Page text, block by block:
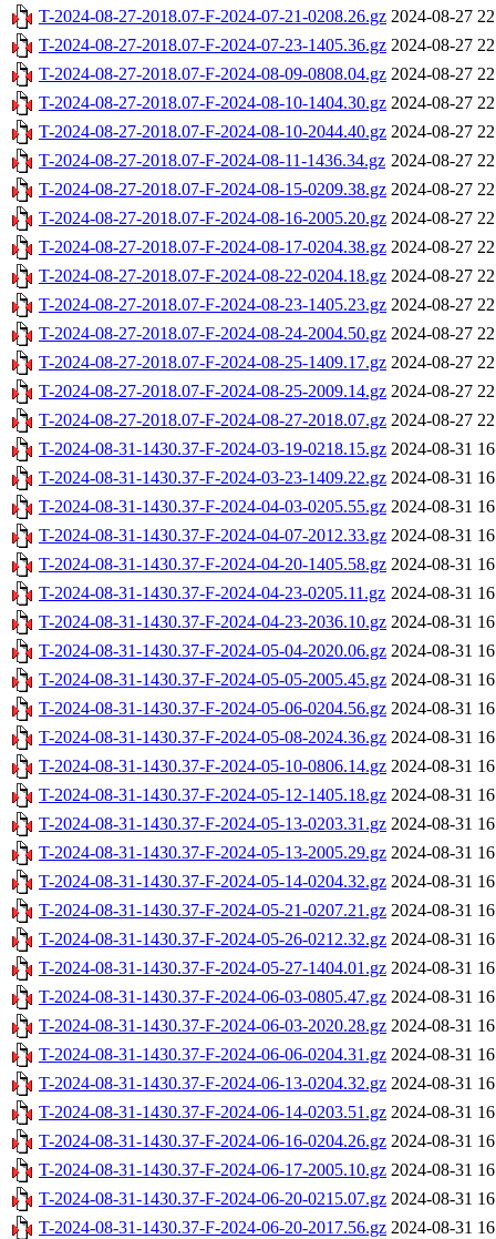
T-2024-08-27-2018.07-F-2024-07-21-0208.26.gz 2024-08-27
T-2024-08-27-2018.07-F-2024-07-23-1405.36.gz 2024-08-27
T-2024-08-27-2018.07-F-2024-08-09-0808.04.gz 2024-08-27
T-2024-08-27-2018.07-F-2024-08-10-1404.30.gz 2024-08-27
T-2024-08-27-2018.07-F-2024-08-10-2044.40.gz 2024-08-27
T-2024-08-27-2018.07-F-2024-08-11-1436.34.gz 2024-08-27
T-2024-08-27-2018.07-F-2024-08-15-0209.38.gz 2024-08-27
T-2024-08-27-2018.07-F-2024-08-16-2005.20.gz 2024-08-27
T-2024-08-27-2018.07-F-2024-08-17-0204.38.gz 2024-08-27
T-2024-08-27-2018.07-F-2024-08-22-0204.18.gz 2024-08-27
T-2024-08-27-2018.07-F-2024-08-23-1405.23.gz 2024-08-27
T-2024-08-27-2018.07-F-2024-08-24-2004.50.gz 2024-08-27
T-2024-08-27-2018.07-F-2024-08-25-1409.17.gz 2024-08-27
T-2024-08-27-2018.07-F-2024-08-25-2009.14.gz 2024-08-27
T-2024-08-27-2018.07-F-2024-08-27-2018.07.gz 2024-08-27
T-2024-08-31-1430.37-F-2024-03-19-0218.15.gz 2024-08-31
T-2024-08-31-1430.37-F-2024-03-23-1409.22.gz 2024-08-31
T-2024-08-31-1430.37-F-2024-04-03-0205.55.gz 2024-08-31
T-2024-08-31-1430.37-F-2024-04-07-2012.33.gz 2024-08-31
T-2024-08-31-1430.37-F-2024-04-20-1405.58.gz 2024-08-31
T-2024-08-31-1430.37-F-2024-04-23-0205.11.gz 2024-08-31
T-2024-08-31-1430.37-F-2024-04-23-2036.10.gz 2024-08-31
T-2024-08-31-1430.37-F-2024-05-04-2020.06.gz 2024-08-31
T-2024-08-31-1430.37-F-2024-05-05-2005.45.gz 2024-08-31
T-2024-08-31-1430.37-F-2024-05-06-0204.56.gz 2024-08-31
T-2024-08-31-1430.37-F-2024-05-08-2024.36.gz 2024-08-31
T-2024-08-31-1430.37-F-2024-05-10-0806.14.gz 2024-08-31
T-2024-08-31-1430.37-F-2024-05-12-1405.18.gz 2024-08-31
T-2024-08-31-1430.37-F-2024-05-13-0203.31.gz 2024-08-31
T-2024-08-31-1430.37-F-2024-05-13-2005.29.gz 2024-08-31
T-2024-08-31-1430.37-F-2024-05-14-0204.32.gz 2024-08-31
T-2024-08-31-1430.37-F-2024-05-21-0207.21.gz 2024-08-31
T-2024-08-31-1430.37-F-2024-05-26-0212.32.gz 2024-08-31
T-2024-08-31-1430.37-F-2024-05-27-1404.01.gz 2024-08-31
T-2024-08-31-1430.37-F-2024-06-03-0805.47.gz 2024-08-31
T-2024-08-31-1430.37-F-2024-06-03-2020.28.gz 2024-08-31
T-2024-08-31-1430.37-F-2024-06-06-0204.31.gz 2024-08-31
T-2024-08-31-1430.37-F-2024-06-13-0204.32.gz 2024-08-31
T-2024-08-31-1430.37-F-2024-06-14-0203.51.gz 2024-08-31
T-2024-08-31-1430.37-F-2024-06-16-0204.26.gz 2024-08-31
T-2024-08-31-1430.37-F-2024-06-17-2005.10.gz 2024-08-31
T-2024-08-31-1430.37-F-2024-06-20-0215.07.gz 2024-08-31
T-2024-08-31-1430.37-F-2024-06-20-2017.56.gz 2024-08-31